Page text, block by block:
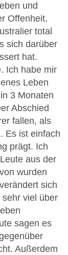
und
Offenheit,
total
sich darüber
hat.
Ich habe mir
Leben
3 Monaten
Abschied
fallen, als
Es ist einfach
prägt. Ich
aus der
wurden
sich
viel über
sagen es
Außerdem